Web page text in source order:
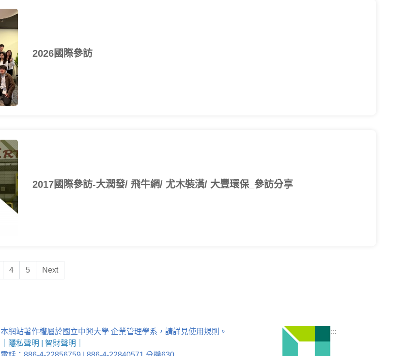
2026國際參訪
2017國際參訪-大潤發/ 飛牛網/ 尤木裝潢/ 大豐環保_參訪分享
4 5 Next
:::
本網站著作權屬於國立中興大學 企業管理學系，請詳見使用規則。
隱私聲明 智財聲明